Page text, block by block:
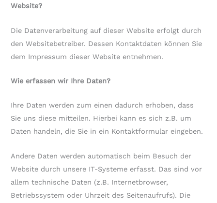
Website?
Die Datenverarbeitung auf dieser Website erfolgt durch
den Websitebetreiber. Dessen Kontaktdaten können Sie
dem Impressum dieser Website entnehmen.
Wie erfassen wir Ihre Daten?
Ihre Daten werden zum einen dadurch erhoben, dass
Sie uns diese mitteilen. Hierbei kann es sich z.B. um
Daten handeln, die Sie in ein Kontaktformular eingeben.
Andere Daten werden automatisch beim Besuch der
Website durch unsere IT-Systeme erfasst. Das sind vor
allem technische Daten (z.B. Internetbrowser,
Betriebssystem oder Uhrzeit des Seitenaufrufs). Die